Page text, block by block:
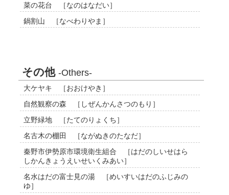
菜の花台 ［なのはなだい］
鍋割山 ［なべわりやま］
その他-Others-
大ケヤキ ［おおけやき］
自然観察の森 ［しぜんかんさつのもり］
立野緑地 ［たてのりょくち］
名古木の棚田 ［ながぬきのたなだ］
秦野市伊勢原市環境衛生組合 ［はだのしいせはら
しかんきょうえいせいくみあい］
名水はだの富士見の湯 ［めいすいはだのふじみの
ゆ］